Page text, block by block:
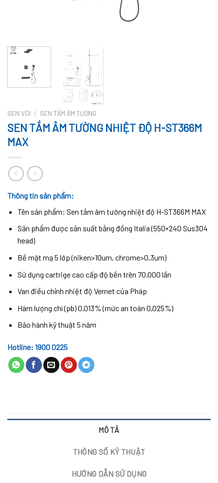
SEN VÒI / SEN TẮM ÂM TƯỜNG
SEN TẮM ÂM TƯỜNG NHIỆT ĐỘ H-ST366M
MAX
Thông tin sản phẩm:
Tên sản phẩm: Sen tắm âm tường nhiệt độ H-ST366M MAX
Sản phẩm được sản suất bằng đồng Italia (550×240 Sus304
head)
Bề mặt mạ 5 lớp (niken>10um, chrome>0,3um)
Sử dụng cartrige cao cấp độ bền trên 70.000 lần
Van điều chỉnh nhiệt độ Vernet của Pháp
Hàm lượng chì (pb) 0,013% (mức an toàn 0,025%)
Bảo hành kỹ thuật 5 năm
Hotline: 1900 0225
MÔ TẢ
THÔNG SỐ KỸ THUẬT
HƯỚNG DẪN SỬ DỤNG